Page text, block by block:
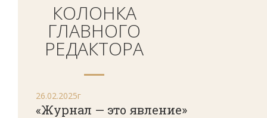
КОЛОНКА
ГЛАВНОГО
РЕДАКТОРА
26.02.2025г
«Журнал — это явление»